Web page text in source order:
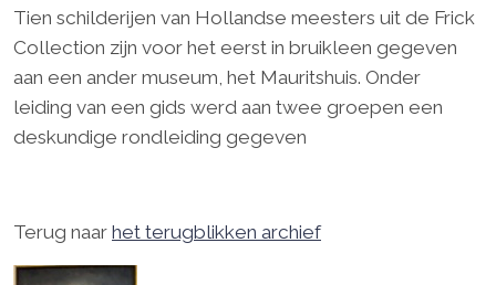
Tien schilderijen van Hollandse meesters uit de Frick
Collection zijn voor het eerst in bruikleen gegeven
aan een ander museum, het Mauritshuis. Onder
leiding van een gids werd aan twee groepen een
deskundige rondleiding gegeven
Terug naar het terugblikken archief